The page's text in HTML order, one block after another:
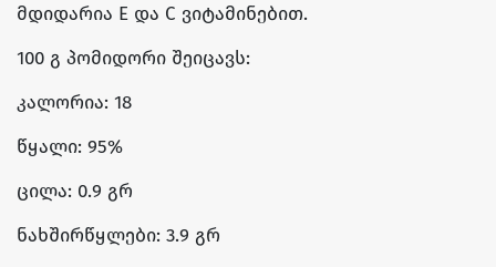
მდიდარია E და C ვიტამინებით.
100 გ პომიდორი შეიცავს:
კალორია: 18
წყალი: 95%
ცილა: 0.9 გრ
ნახშირწყლები: 3.9 გრ